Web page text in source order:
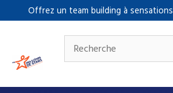
Offrez un team building à
au